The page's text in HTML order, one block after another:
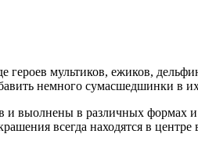
героев мультиков, ежиков,
немного сумасшедшинки в
и выолнены в различных формах
всегда находятся в